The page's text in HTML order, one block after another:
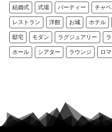
結婚式 式場 パーティー チャ
レストラン 洋館 お城 ホテル
邸宅 モダン ラグジュアリー
ホール シアター ラウンジ ロ